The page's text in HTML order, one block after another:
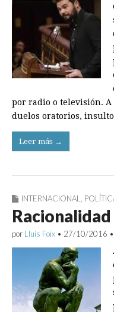
por radio o televisión. A
duelos oratorios,
Leer más →
INTERNACIONAL
por Lluís Foix • 27/10/2016 •